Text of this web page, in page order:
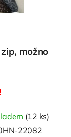
možno
(12 ks)
22082